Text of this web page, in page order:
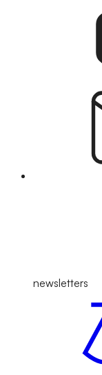
newsletters